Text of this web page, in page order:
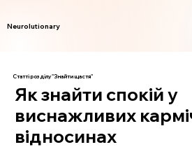
Neurolutionary
Статті розділу "Знайти щастя"
Як знайти спокій у
виснажливих
відносинах